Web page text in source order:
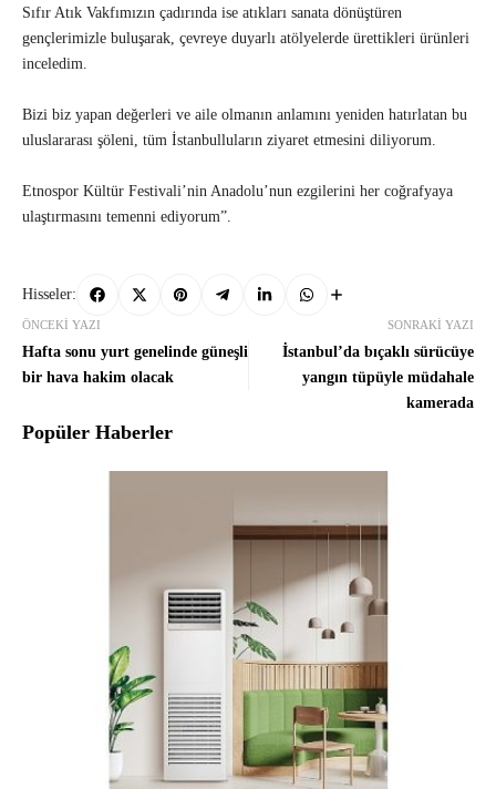
Sıfır Atık Vakfımızın çadırında ise atıkları sanata dönüştüren
gençlerimizle buluşarak, çevreye duyarlı atölyelerde ürettikleri ürünleri
inceledim.
Bizi biz yapan değerleri ve aile olmanın anlamını yeniden hatırlatan bu
uluslararası şöleni, tüm İstanbulluların ziyaret etmesini diliyorum.
Etnospor Kültür Festivali’nin Anadolu’nun ezgilerini her coğrafyaya
ulaştırmasını temenni ediyorum”.
Hisseler:
ÖNCEKI YAZI
Hafta sonu yurt genelinde güneşli
bir hava hakim olacak
SONRAKI YAZI
İstanbul’da bıçaklı sürücüye
yangın tüpüyle müdahale
kamerada
Popüler Haberler